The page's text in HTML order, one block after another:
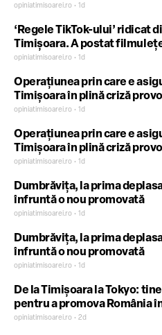
socializare
opiniatimisoarei.ro • 1d
‘Regele TikTok-ului’ ridicat
Timișoara. A postat
socializare
opiniatimisoarei.ro • 1d
Operațiunea prin care e
Timișoara în plină criză
mutați constant câțiva metri
opiniatimisoarei.ro • 1d
Operațiunea prin care e
Timișoara în plină criză
mutați constant câțiva metri
opiniatimisoarei.ro • 1d
Dumbrăvița, la prima
înfruntă o nou promovată
opiniatimisoarei.ro • 1d
Dumbrăvița, la prima
înfruntă o nou promovată
opiniatimisoarei.ro • 1d
De la Timișoara la Tokyo:
pentru a promova România
opiniatimisoarei.ro • 2d